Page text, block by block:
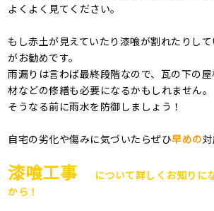
よくよく見てください。
もし赤土が見えていたり漆喰が割れたりし
がお勧めです。
雨漏りは言わば最終段階なので、瓦の下の
材などの修繕も必要になるかもしれません。
そうなる前に雨水を防御しましょう！
自宅の劣化や傷みに気づいたらぜひ早めの
漆喰工事
について詳しくお知りに
から！